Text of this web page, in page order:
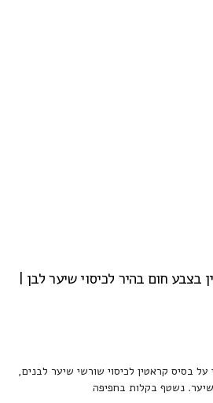
בצבע חום בהיר לכיסוי שיער לבן |
בסיס קראטין לכיסוי שורשי שיער לבנים,
נשטף בקלות בחפיפה